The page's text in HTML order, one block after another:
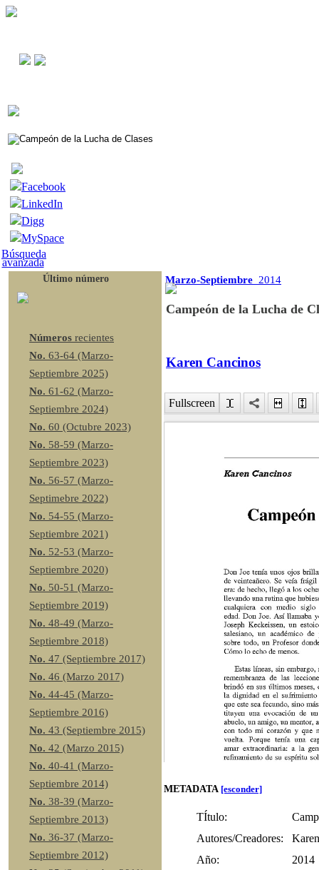
Facebook
LinkedIn
Digg
MySpace
Búsqueda
avanzada
Último número
Números recientes
No. 63-64 (Marzo-
Septiembre 2025)
No. 61-62 (Marzo-
Septiembre 2024)
No. 60 (Octubre 2023)
No. 58-59 (Marzo-
Septiembre 2023)
No. 56-57 (Marzo-
Septimebre 2022)
No. 54-55 (Marzo-
Septiembre 2021)
No. 52-53 (Marzo-
Septiembre 2020)
No. 50-51 (Marzo-
Septiembre 2019)
No. 48-49 (Marzo-
Septiembre 2018)
No. 47 (Septiembre 2017)
No. 46 (Marzo 2017)
No. 44-45 (Marzo-
Septiembre 2016)
No. 43 (Septiembre 2015)
No. 42 (Marzo 2015)
No. 40-41 (Marzo-
Septiembre 2014)
No. 38-39 (Marzo-
Septiembre 2013)
No. 36-37 (Marzo-
Septiembre 2012)
Marzo-Septiembre 2014
Campeón de la Lucha de
Karen Cancinos
Fullscreen
METADATA [esconder]
TÍtulo:
Autores/Creadores:
Año:
2014